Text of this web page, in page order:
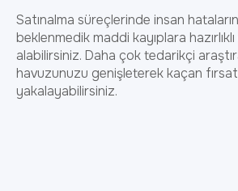
Satınalma süreçlerinde insan
beklenmedik maddi kayıplara
alabilirsiniz. Daha çok tedarikçi
havuzunuzu genişleterek kaçan
yakalayabilirsiniz.